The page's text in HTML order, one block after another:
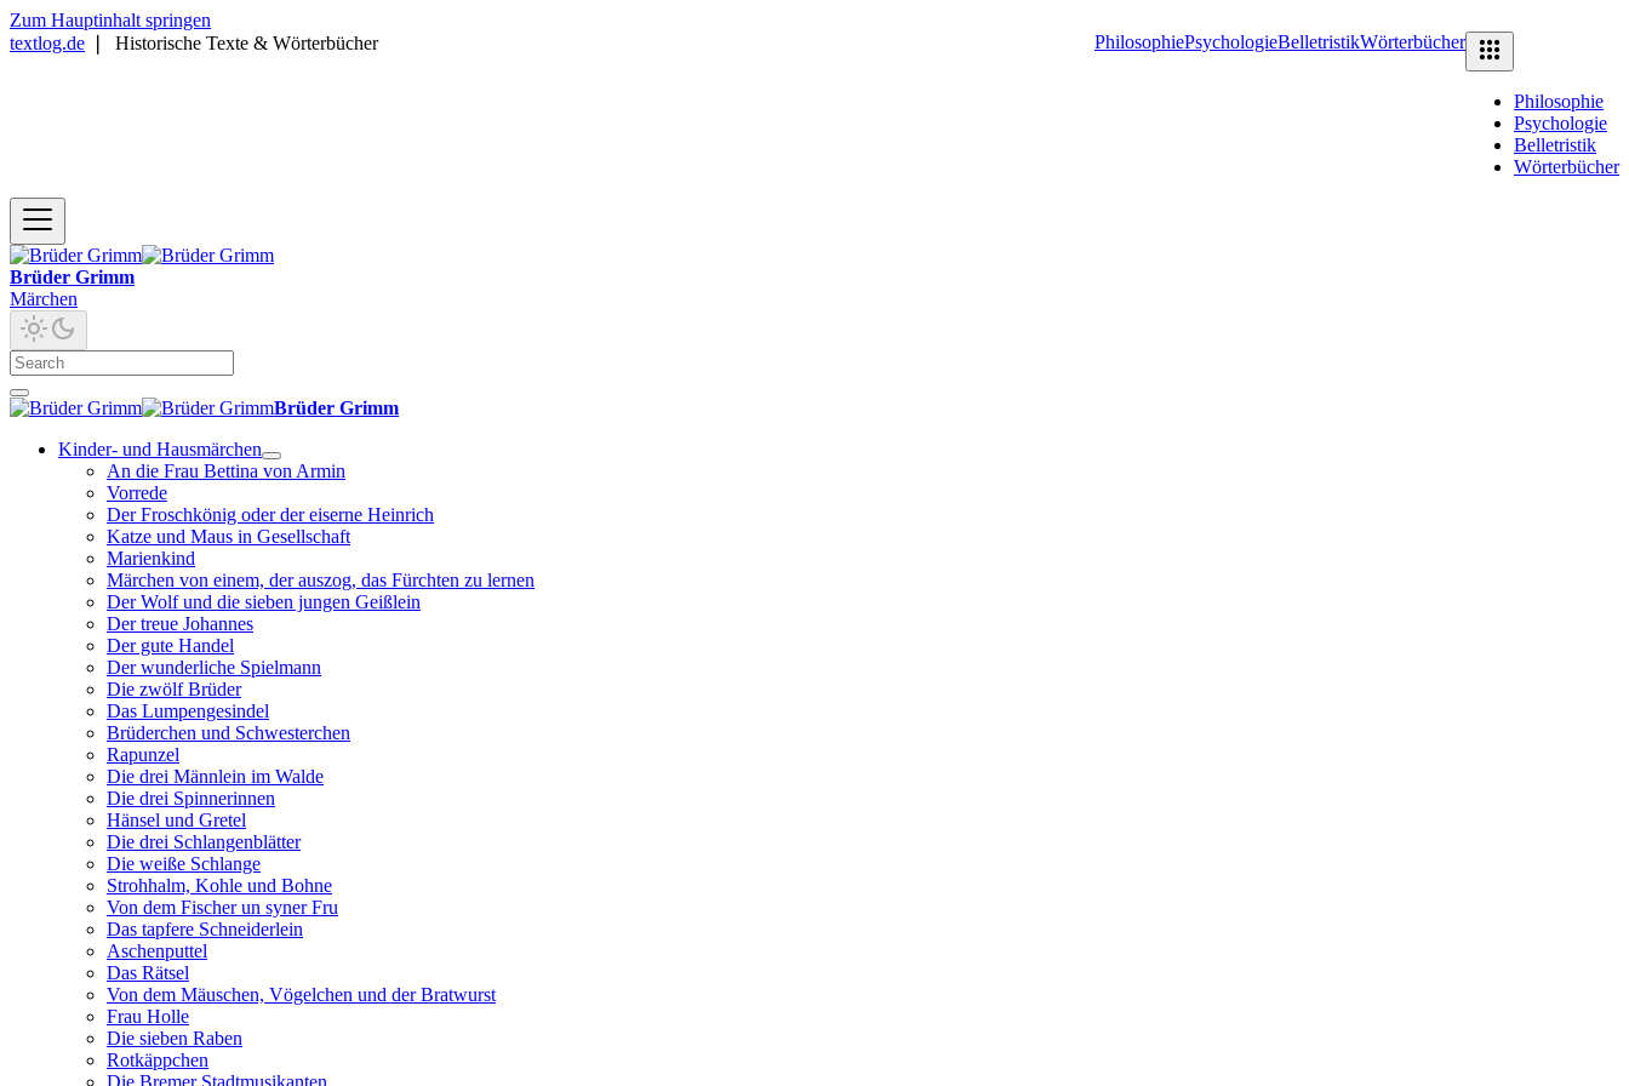
Zum Hauptinhalt springen
textlog.de
Historische Texte & Wörterbücher PhilosophiePsychologieBelletristikWörterbücher
Philosophie
Psychologie
Belletristik
Wörterbücher
Brüder Grimm
Märchen
Brüder Grimm
Kinder- und Hausmärchen
An die Frau Bettina von Armin
Vorrede
Der Froschkönig oder der eiserne Heinrich
Katze und Maus in Gesellschaft
Marienkind
Märchen von einem, der auszog, das Fürchten zu lernen
Der Wolf und die sieben jungen Geißlein
Der treue Johannes
Der gute Handel
Der wunderliche Spielmann
Die zwölf Brüder
Das Lumpengesindel
Brüderchen und Schwesterchen
Rapunzel
Die drei Männlein im Walde
Die drei Spinnerinnen
Hänsel und Gretel
Die drei Schlangenblätter
Die weiße Schlange
Strohhalm, Kohle und Bohne
Von dem Fischer un syner Fru
Das tapfere Schneiderlein
Aschenputtel
Das Rätsel
Von dem Mäuschen, Vögelchen und der Bratwurst
Frau Holle
Die sieben Raben
Rotkäppchen
Die Bremer Stadtmusikanten